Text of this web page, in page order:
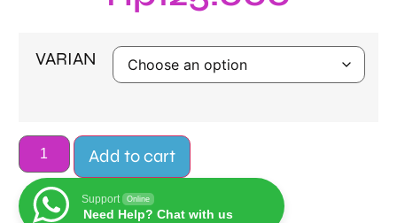
VARIAN
Add to cart
Support Online
Need Help? Chat with us